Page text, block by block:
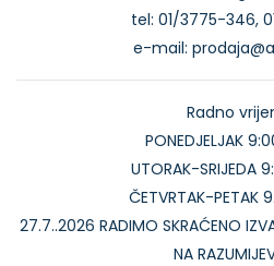
tel: 01/3775-346,
e-mail:
Radno
PONEDJELJAK
UTORAK-SRIJEDA
ČETVRTAK-PETAK
27.7..2026 RADIMO SKRAĆENO
NA